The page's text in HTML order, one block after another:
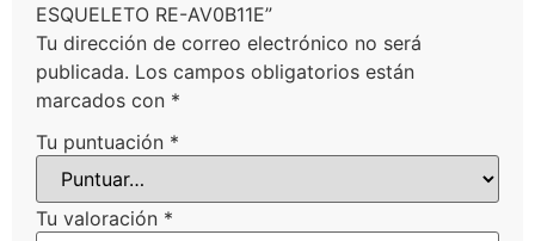
ESQUELETO RE-AV0B11E”
Tu dirección de correo electrónico no será
publicada. Los campos obligatorios están
marcados con *
Tu puntuación *
Tu valoración *